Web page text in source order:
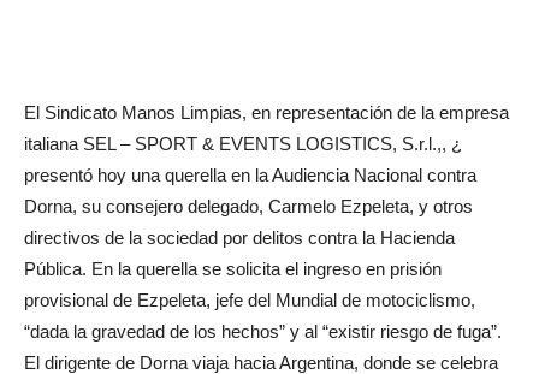
El Sindicato Manos Limpias, en representación de la empresa
italiana SEL – SPORT & EVENTS LOGISTICS, S.r.l.,, ¿
presentó hoy una querella en la Audiencia Nacional contra
Dorna, su consejero delegado, Carmelo Ezpeleta, y otros
directivos de la sociedad por delitos contra la Hacienda
Pública. En la querella se solicita el ingreso en prisión
provisional de Ezpeleta, jefe del Mundial de motociclismo,
“dada la gravedad de los hechos” y al “existir riesgo de fuga”.
El dirigente de Dorna viaja hacia Argentina, donde se celebra